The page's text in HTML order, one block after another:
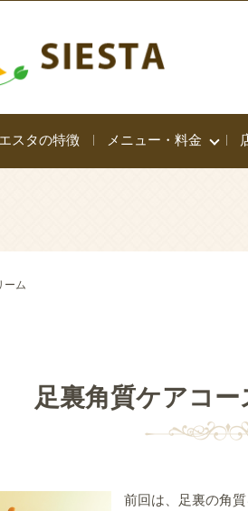
スタの特徴 メニュー・料金
ーム
足裏角質ケアコ
前回は、足裏の角